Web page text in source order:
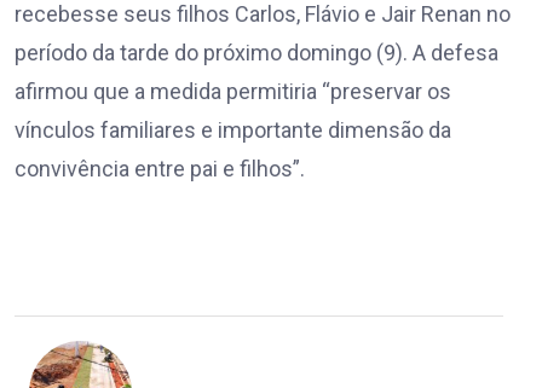
recebesse seus filhos Carlos, Flávio e Jair Renan no
período da tarde do próximo domingo (9). A defesa
afirmou que a medida permitiria “preservar os
vínculos familiares e importante dimensão da
convivência entre pai e filhos”.